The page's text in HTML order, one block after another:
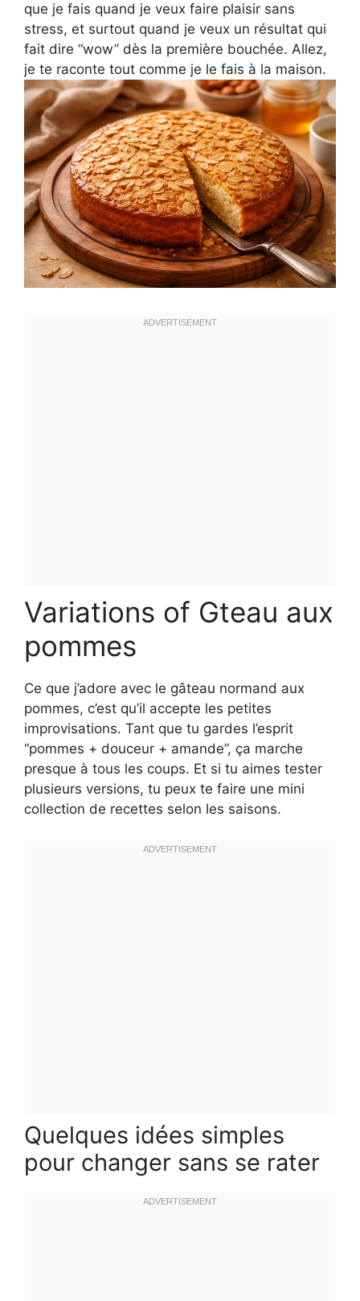
que je fais quand je veux faire plaisir sans
stress, et surtout quand je veux un résultat qui
fait dire “wow” dès la première bouchée. Allez,
je te raconte tout comme je le fais à la maison.
Variations of Gteau aux
pommes
Ce que j’adore avec le gâteau normand aux
pommes, c’est qu’il accepte les petites
improvisations. Tant que tu gardes l’esprit
“pommes + douceur + amande”, ça marche
presque à tous les coups. Et si tu aimes tester
plusieurs versions, tu peux te faire une mini
collection de recettes selon les saisons.
Quelques idées simples
pour changer sans se rater